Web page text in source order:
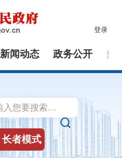
登录
新闻动态 政务公开 解

长者模式